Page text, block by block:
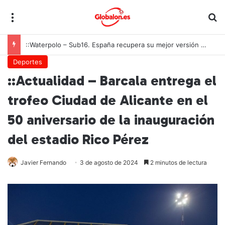
::Waterpolo – Sub16. España recupera su mejor versión y arrolla a Polonia en Zagreb
Deportes
::Actualidad – Barcala entrega el
trofeo Ciudad de Alicante en el
50 aniversario de la inauguración
del estadio Rico Pérez
Javier Fernando 3 de agosto de 2024 2 minutos de lectura